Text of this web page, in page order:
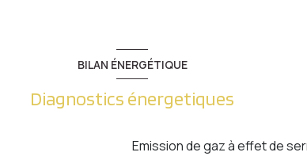
BILAN ÉNERGÉTIQUE
Diagnostics énergetiques
Emission de gaz à effet de